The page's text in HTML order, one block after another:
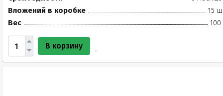
Вложений в коробке
15
Вес
100
В корзину